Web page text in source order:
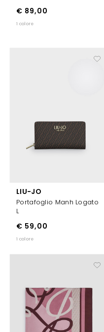
€ 89,00
1 colore
LIU-JO
Portafoglio Manh Logato
L
€ 59,00
1 colore